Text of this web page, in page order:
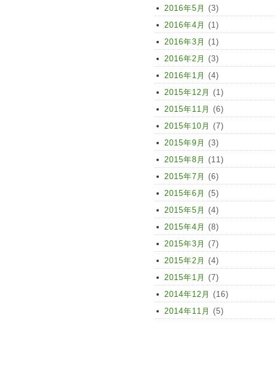
2016年5月 (3)
2016年4月 (1)
2016年3月 (1)
2016年2月 (3)
2016年1月 (4)
2015年12月 (1)
2015年11月 (6)
2015年10月 (7)
2015年9月 (3)
2015年8月 (11)
2015年7月 (6)
2015年6月 (5)
2015年5月 (4)
2015年4月 (8)
2015年3月 (7)
2015年2月 (4)
2015年1月 (7)
2014年12月 (16)
2014年11月 (5)